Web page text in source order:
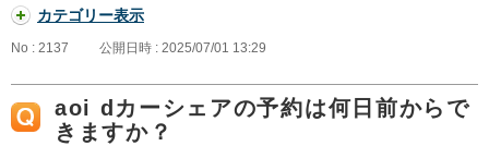
カテゴリー表示
No : 2137 公開日時 : 2025/07/01 13:29
aoi dカーシェアの予約は何日前からで
きますか？